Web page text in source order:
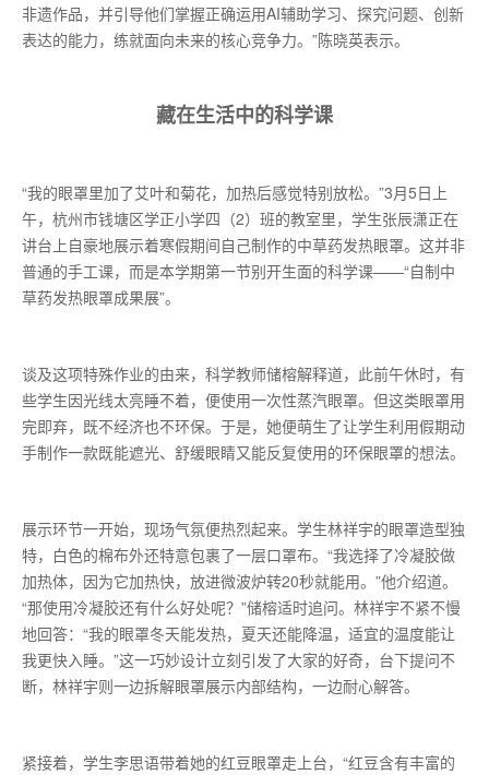
非遗作品，并引导他们掌握正确运用AI辅助学习、探究问题、创新
表达的能力，练就面向未来的核心竞争力。”陈晓英表示。
藏在生活中的科学课
“我的眼罩里加了艾叶和菊花，加热后感觉特别放松。”3月5日上
午，杭州市钱塘区学正小学四（2）班的教室里，学生张辰潇正在
讲台上自豪地展示着寒假期间自己制作的中草药发热眼罩。这并非
普通的手工课，而是本学期第一节别开生面的科学课——“自制中
草药发热眼罩成果展”。
谈及这项特殊作业的由来，科学教师储榕解释道，此前午休时，有
些学生因光线太亮睡不着，便使用一次性蒸汽眼罩。但这类眼罩用
完即弃，既不经济也不环保。于是，她便萌生了让学生利用假期动
手制作一款既能遮光、舒缓眼睛又能反复使用的环保眼罩的想法。
展示环节一开始，现场气氛便热烈起来。学生林祥宇的眼罩造型独
特，白色的棉布外还特意包裹了一层口罩布。“我选择了冷凝胶做
加热体，因为它加热快，放进微波炉转20秒就能用。”他介绍道。
“那使用冷凝胶还有什么好处呢？”储榕适时追问。林祥宇不紧不慢
地回答：“我的眼罩冬天能发热，夏天还能降温，适宜的温度能让
我更快入睡。”这一巧妙设计立刻引发了大家的好奇，台下提问不
断，林祥宇则一边拆解眼罩展示内部结构，一边耐心解答。
紧接着，学生李思语带着她的红豆眼罩走上台，“红豆含有丰富的